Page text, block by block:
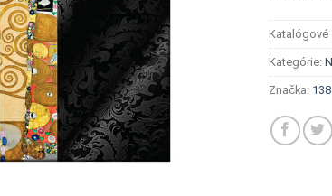
Kategórie:
Značka: